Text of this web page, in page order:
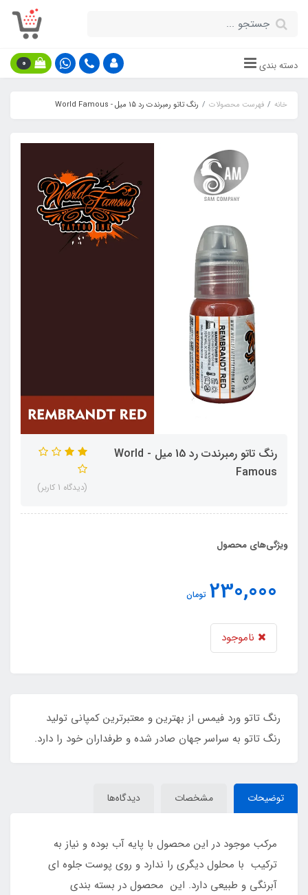
دسته بندی 0
خانه فهرست محصولات رنگ تاتو رمبرندت رد 15 میل - World Famous
رنگ تاتو رمبرندت رد 15 میل - World
Famous
(دیدگاه 1 کاربر)
ویژگی‌های محصول
230,000 تومان
ناموجود
رنگ تاتو ورد فیمس از بهترین و معتبرترین کمپانی تولید
رنگ تاتو به سراسر جهان صادر شده و طرفداران خود را دارد.
توضیحات مشخصات دیدگاه‌ها
مرکب موجود در این محصول با پایه آب بوده و نیاز به
ترکیب با محلول دیگری را ندارد و روی پوست جلوه ای
آبرنگی و طبیعی دارد. این محصول در بسته بندی